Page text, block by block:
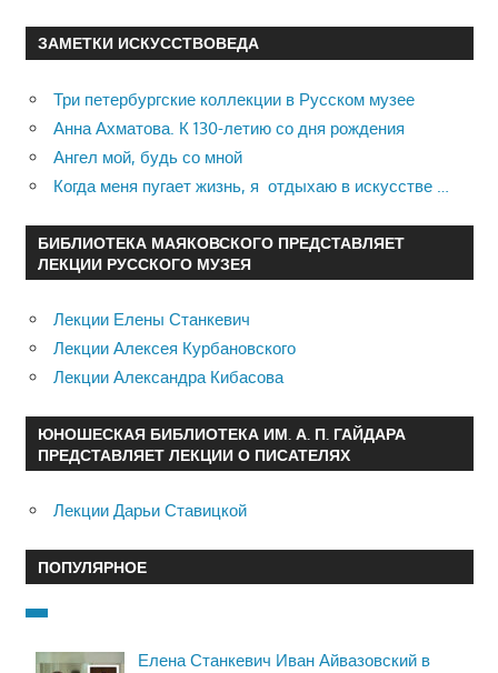
ЗАМЕТКИ ИСКУССТВОВЕДА
Три петербургские коллекции в Русском музее
Анна Ахматова. К 130-летию со дня рождения
Ангел мой, будь со мной
Когда меня пугает жизнь, я отдыхаю в искусстве …
БИБЛИОТЕКА МАЯКОВСКОГО ПРЕДСТАВЛЯЕТ
ЛЕКЦИИ РУССКОГО МУЗЕЯ
Лекции Елены Станкевич
Лекции Алексея Курбановского
Лекции Александра Кибасова
ЮНОШЕСКАЯ БИБЛИОТЕКА ИМ. А. П. ГАЙДАРА
ПРЕДСТАВЛЯЕТ ЛЕКЦИИ О ПИСАТЕЛЯХ
Лекции Дарьи Ставицкой
ПОПУЛЯРНОЕ
Елена Станкевич Иван Айвазовский в